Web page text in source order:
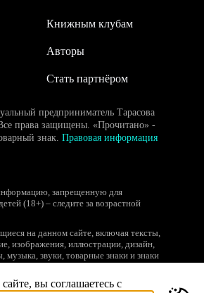
Авторы
Книжным клубам
Стать партнёром
предприниматель Тарасова
права защищены. «Прочитано» -
знак. Правовая информация
запрещенную для
(18+) – следите за возрастной
на данном сайте, включая тексты,
изображения, иллюстрации, дизайн,
музыка, звуки, товарные знаки и знаки
собственности, исключительные права на
правообладателям.
вы соглашаетесь с